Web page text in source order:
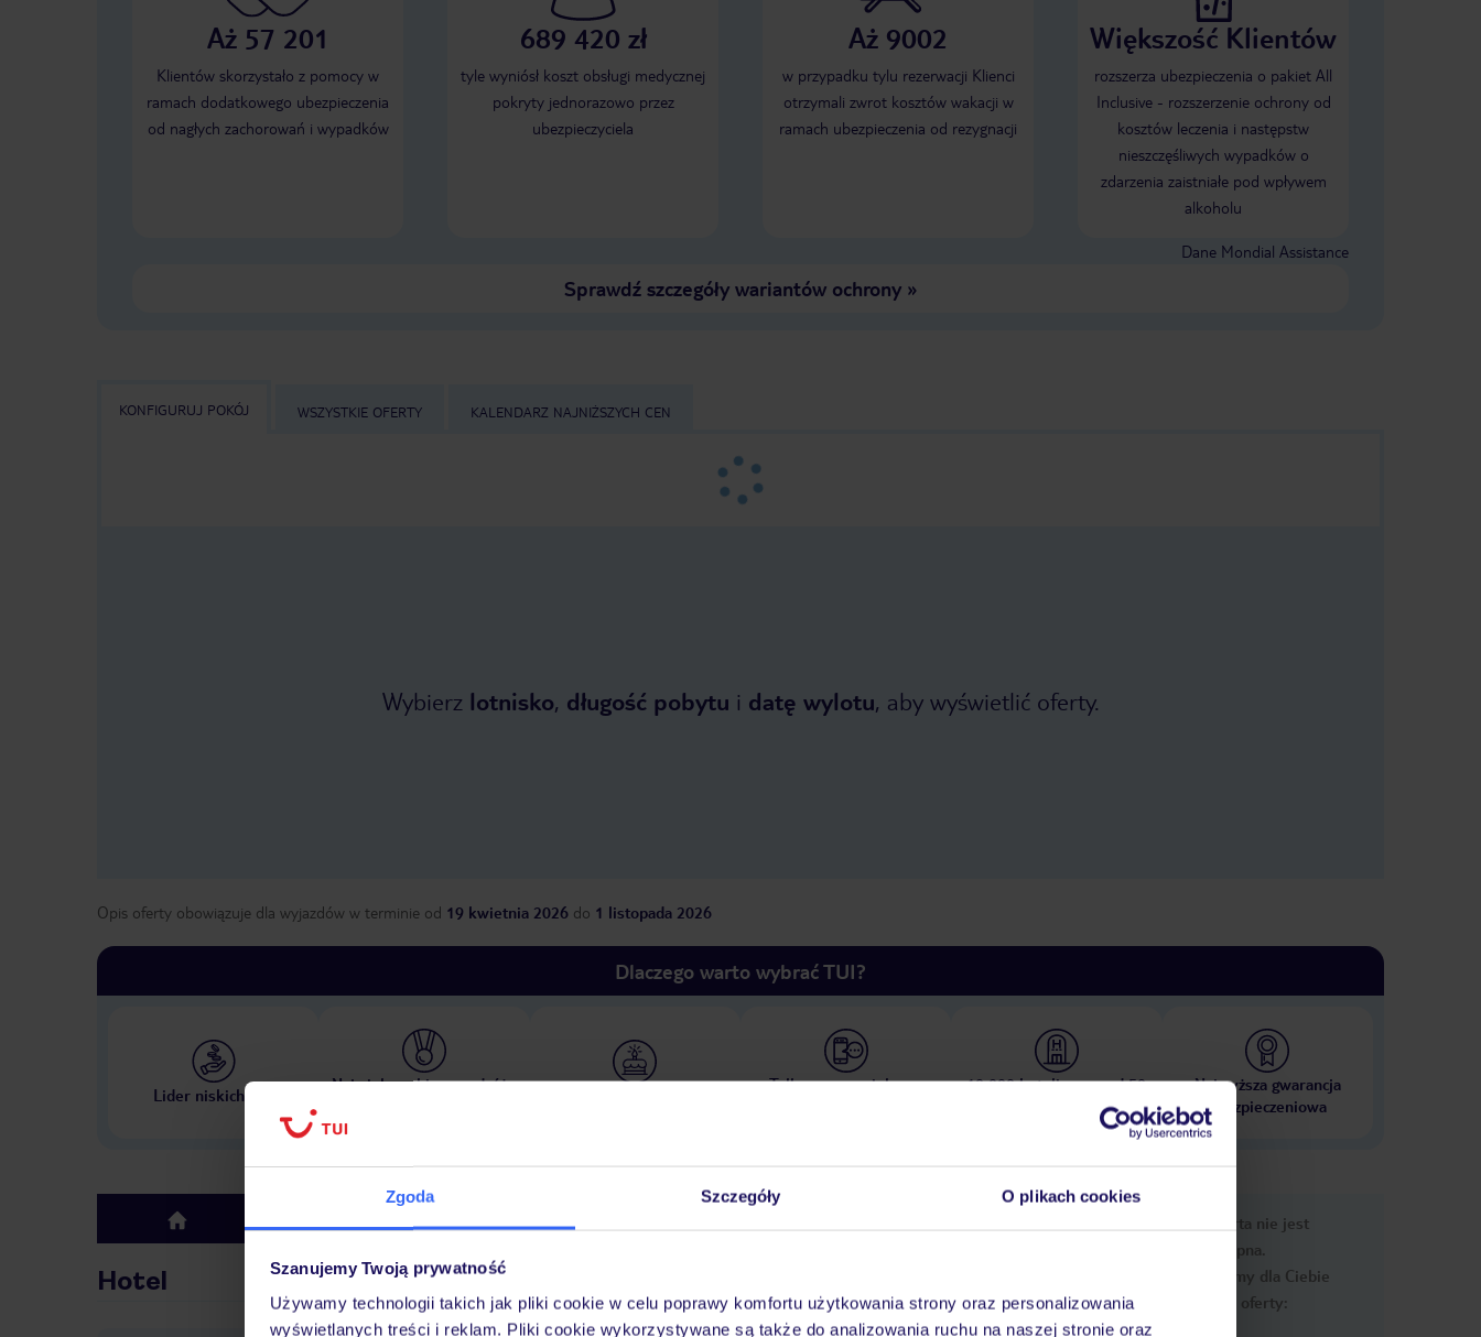
Zgoda Szczegóły O plikach cookies
Szanujemy Twoją prywatność
Używamy technologii takich jak pliki cookie w celu poprawy komfortu użytkowania strony oraz personalizowania
wyświetlanych treści i reklam. Pliki cookie wykorzystywane są także do analizowania ruchu na naszej stronie oraz
Aż 57 201
Klientów skorzystało z pomocy w
ramach dodatkowego ubezpieczenia
od nagłych zachorowań i wypadków
689 420 zł
tyle wyniósł koszt obsługi medycznej
pokryty jednorazowo przez
ubezpieczyciela
Aż 9002
w przypadku tylu rezerwacji Klienci
otrzymali zwrot kosztów wakacji w
ramach ubezpieczenia od rezygnacji
Większość Klientów
rozszerza ubezpieczenia o pakiet All
Inclusive - rozszerzenie ochrony od
kosztów leczenia i następstw
nieszczęśliwych wypadków o
zdarzenia zaistniałe pod wpływem
alkoholu
Dane Mondial Assistance
Sprawdź szczegóły wariantów ochrony»
KONFIGURUJ POKÓJ WSZYSTKIE OFERTY KALENDARZ NAJNIŻSZYCH CEN
Wybierz lotnisko, długość pobytu i datę wylotu, aby wyświetlić oferty.
Opis oferty obowiązuje dla wyjazdów w terminie od 19 kwietnia 2026 do 1 listopada 2026
Dlaczego warto wybrać TUI?
Lider niskich cen
Największe biuro podróży
Tylko u nas opieka na
10 000 hoteli w ponad 50
Najwyższa gwarancja
ubezpieczeniowa
top
Hotel
Ups, ta oferta nie jest
dostępna.
Przygotowaliśmy dla Ciebie
podobne oferty: